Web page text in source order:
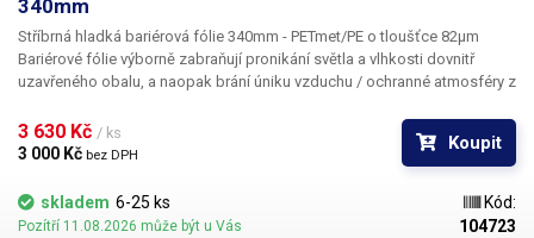
340mm
Stříbrná hladká bariérová fólie 340mm - PETmet/PE o tloušťce 82µm
Bariérové fólie výborně zabraňují pronikání světla a vlhkosti dovnitř
uzavřeného obalu, a naopak brání úniku vzduchu / ochranné atmosféry z
potravin, výrobků a materiálů, které jsou dlouhodobě uskladněny anebo
jsou přepravovány na velké vzdálenosti. Uvnitř uzavřeného obalu vzniká
stabilní mikroklima, které zpomaluje či zastavuje degradaci
uskladněných materiálů. Dle typu uskladňovaného materiálů je potřeba
obaly doplnit o vysoušedla, antikorozní přípravky či ochrannou
3 630 Kč / ks
3 000 Kč bez DPH
Koupit
skladem 6-25 ks
Pozítří 11.08.2026 může být u Vás
Kód:
104723